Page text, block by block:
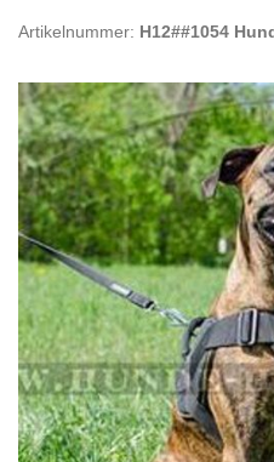
Artikelnummer: H12##1054